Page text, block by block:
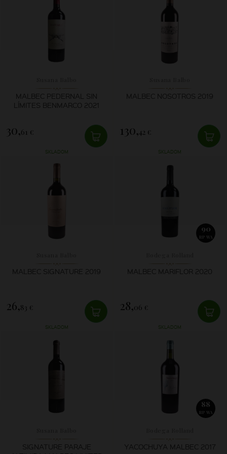
MALBEC PEDERNAL SIN
LÍMITES BENMARCO 2021
30,61 €
SKLADOM
MALBEC NOSOTROS 2019
130,42 €
SKLADOM
MALBEC SIGNATURE 2019
26,83 €
SKLADOM
90
RP WA
MALBEC MARIFLOR 2020
28,06 €
SKLADOM
SIGNATURE PARAJE
88
RP WA
YACOCHUYA MALBEC 2017